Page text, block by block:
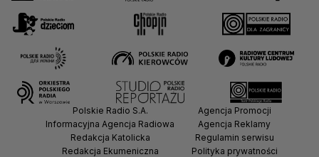
Polskie Radio S.A.
Informacyjna Agencja Radiowa
Redakcja Katolicka
Redakcja Ekumeniczna
Agencja Promocji
Agencja Reklamy
Regulamin serwisu
Polityka prywatności